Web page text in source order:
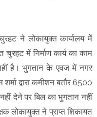
ने लोकायुक्त कार्यालय में
चुरहट में निर्माण कार्य का काम
है। भुगतान के एवज में नगर
द्वारा कमीशन बतौर 6500
देने पर बिल का भुगतान नहीं
लोकायुक्त ने प्राप्त शिकायत